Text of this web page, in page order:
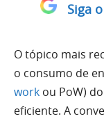
Siga
O tópico mais
o consumo de
work ou PoW) do
eficiente. A